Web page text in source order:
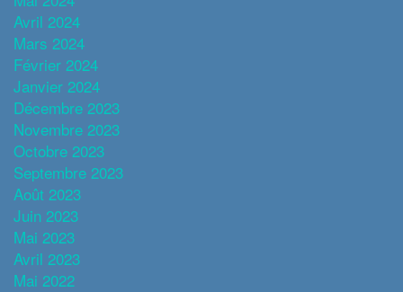
Avril 2024
Mars 2024
Février 2024
Janvier 2024
Décembre 2023
Novembre 2023
Octobre 2023
Septembre 2023
Août 2023
Juin 2023
Mai 2023
Avril 2023
Mai 2022